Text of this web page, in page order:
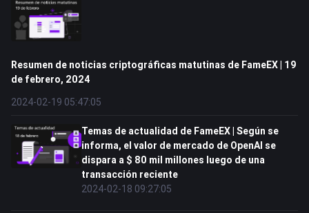
Resumen de noticias criptográficas matutinas de FameEX | 19
de febrero, 2024
2024-02-19 05:47:05
Temas de actualidad de FameEX | Según se
informa, el valor de mercado de OpenAI se
dispara a $ 80 mil millones luego de una
transacción reciente
2024-02-18 09:27:05